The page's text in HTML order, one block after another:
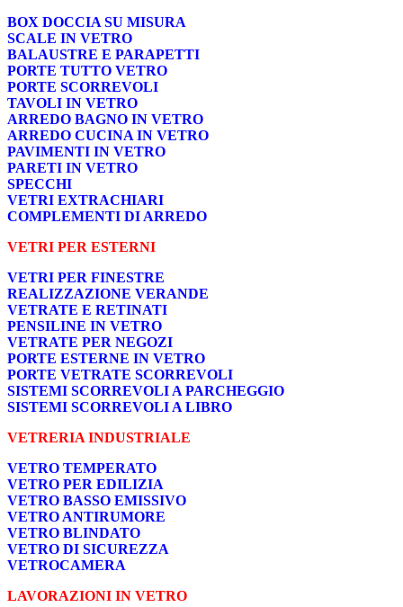
BOX DOCCIA SU MISURA
SCALE IN VETRO
BALAUSTRE E PARAPETTI
PORTE TUTTO VETRO
PORTE SCORREVOLI
TAVOLI IN VETRO
ARREDO BAGNO IN VETRO
ARREDO CUCINA IN VETRO
PAVIMENTI IN VETRO
PARETI IN VETRO
SPECCHI
VETRI EXTRACHIARI
COMPLEMENTI DI ARREDO
VETRI PER ESTERNI
VETRI PER FINESTRE
REALIZZAZIONE VERANDE
VETRATE E RETINATI
PENSILINE IN VETRO
VETRATE PER NEGOZI
PORTE ESTERNE IN VETRO
PORTE VETRATE SCORREVOLI
SISTEMI SCORREVOLI A PARCHEGGIO
SISTEMI SCORREVOLI A LIBRO
VETRERIA INDUSTRIALE
VETRO TEMPERATO
VETRO PER EDILIZIA
VETRO BASSO EMISSIVO
VETRO ANTIRUMORE
VETRO BLINDATO
VETRO DI SICUREZZA
VETROCAMERA
LAVORAZIONI IN VETRO